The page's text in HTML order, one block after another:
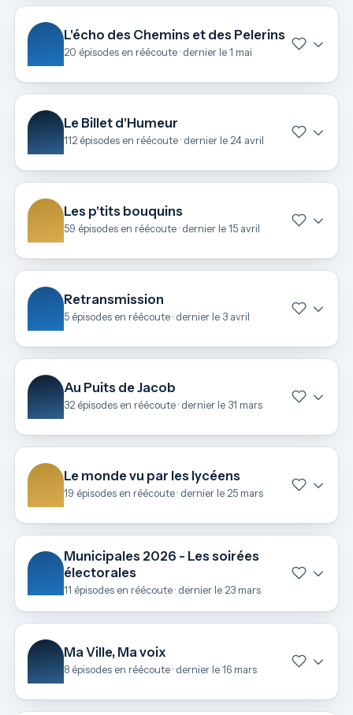
L'écho des Chemins et des Pelerins
20 épisodes en réécoute · dernier le 1 mai
Le Billet d'Humeur
112 épisodes en réécoute · dernier le 24 avril
Les p'tits bouquins
59 épisodes en réécoute · dernier le 15 avril
Retransmission
5 épisodes en réécoute · dernier le 3 avril
Au Puits de Jacob
32 épisodes en réécoute · dernier le 31 mars
Le monde vu par les lycéens
19 épisodes en réécoute · dernier le 25 mars
Municipales 2026 - Les soirées
électorales
11 épisodes en réécoute · dernier le 23 mars
Ma Ville, Ma voix
8 épisodes en réécoute · dernier le 16 mars